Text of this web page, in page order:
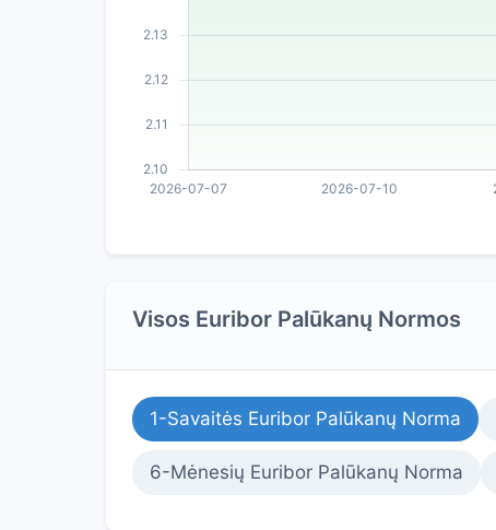
Visos Euribor Palūkanų Normos
1-Savaitės Euribor Palūkanų Norma
6-Mėnesių Euribor Palūkanų Norma